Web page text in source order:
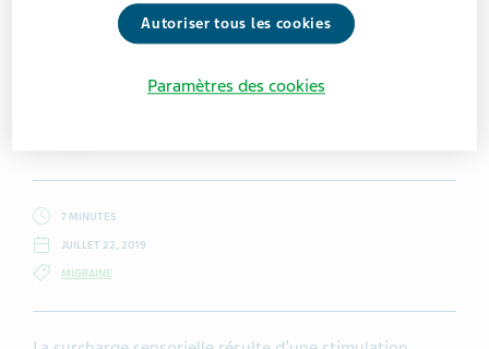
7 MINUTES
JUILLET 22, 2019
MIGRAINE
Autoriser tous les cookies
Paramètres des cookies